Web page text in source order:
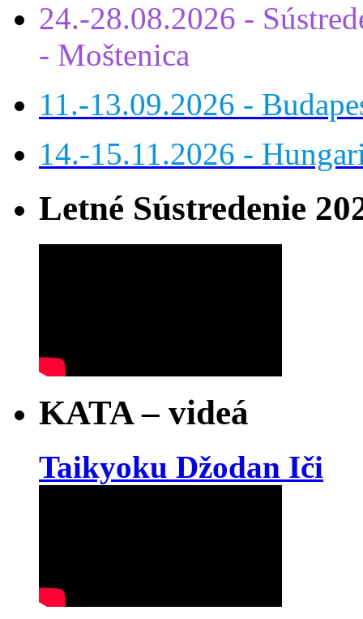
24.-28.08.2026 -
- Moštenica
11.-13.09.2026 -
14.-15.11.2026 -
Letné Sústredenie
KATA – videá
Taikyoku Džodan Iči